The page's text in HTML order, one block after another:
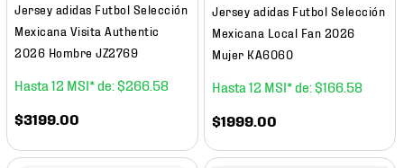
Jersey adidas Futbol Selección
Mexicana Visita Authentic
2026 Hombre JZ2769
12 $266 58
$3199.00
Jersey adidas Futbol Selección
Mexicana Local Fan 2026
Mujer KA6060
12 $166 58
$1999.00